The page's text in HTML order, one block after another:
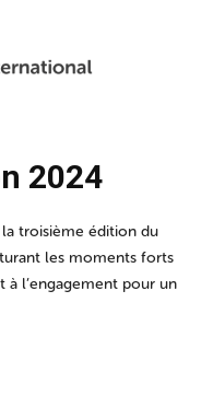
2024
troisième édition du
les moments forts
à l’engagement pour un